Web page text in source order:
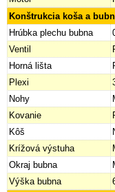
Konštrukcia koša a
Hrúbka plechu bubna
Ventil
Horná lišta
Plexi
Nohy
Kovanie
Kôš
Krížová výstuha
Okraj bubna
Výška bubna